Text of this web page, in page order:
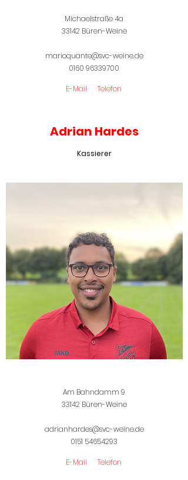
Michaelstraße 4a
33142 Büren-Weine
marioquante@svc-weine.de
0160 96339700
E-Mail Telefon
Adrian Hardes
Kassierer
Am Bahndamm 9
33142 Büren-Weine
adrianhardes@svc-weine.de
0151 54654293
E-Mail Telefon